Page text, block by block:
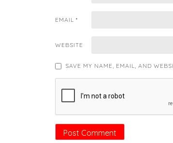
EMAIL *
WEBSITE
SAVE MY NAME, EMAIL, AND